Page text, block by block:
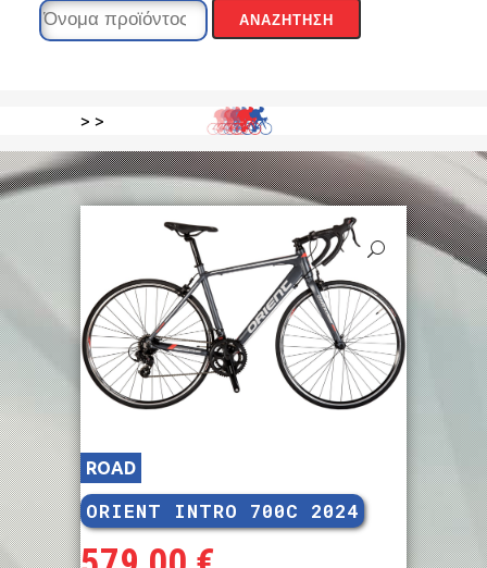
> >
ROAD
ORIENT INTRO 700C 2024